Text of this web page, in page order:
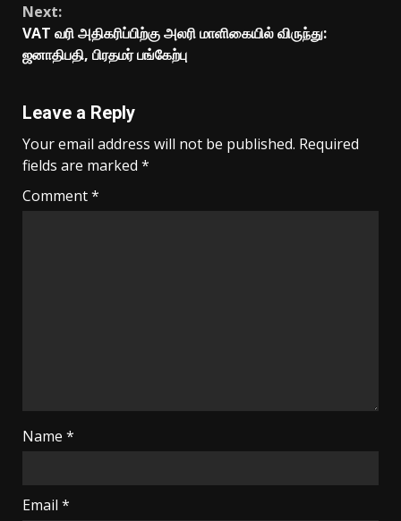
Next:
VAT வரி அதிகரிப்பிற்கு அலரி மாளிகையில் விருந்து:
ஜனாதிபதி, பிரதமர் பங்கேற்பு
Leave a Reply
Your email address will not be published. Required
fields are marked *
Comment*
Name *
Email *